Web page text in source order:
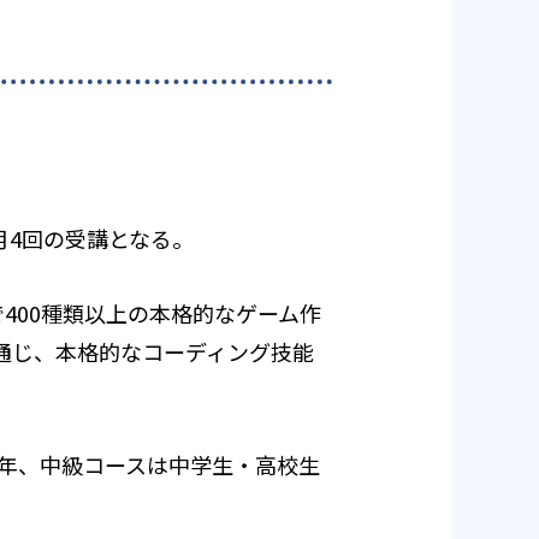
回の受講となる。
種類以上の本格的なゲーム作
、本格的なコーディング技能
、中級コースは中学生・高校生